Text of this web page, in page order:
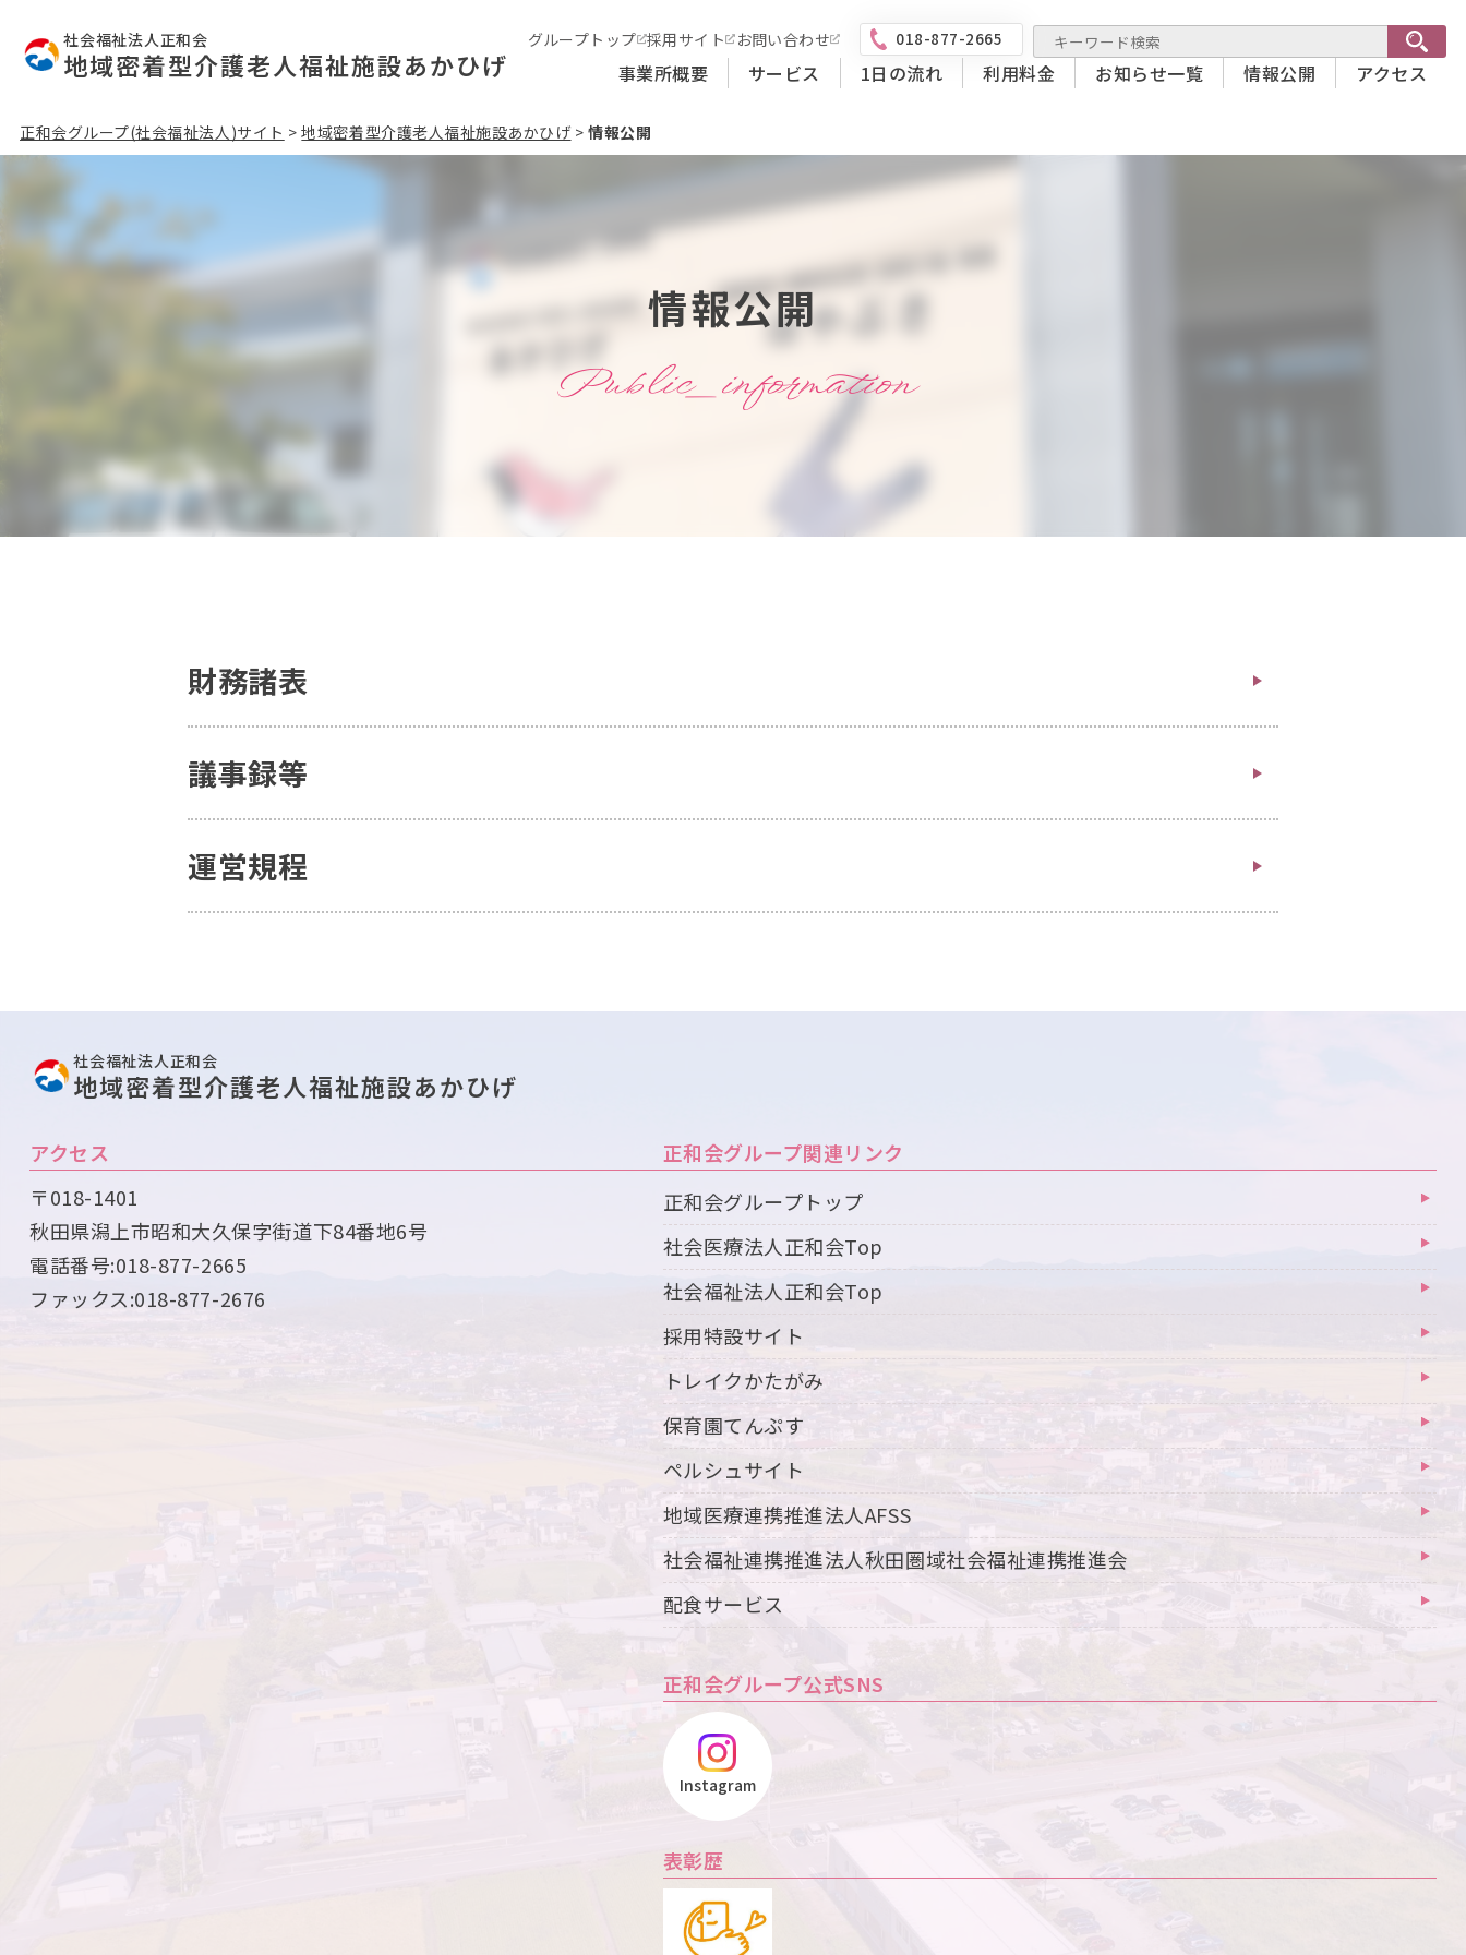
社会福祉法人正和会
地域密着型介護老人福祉施設あかひげ
グループトップ 採用サイト お問い合わせ 018-877-2665
事業所概要 サービス 1日の流れ 利用料金 お知らせ一覧 情報公開 アクセス
正和会グループ(社会福祉法人)サイト >地域密着型介護老人福祉施設あかひげ>情報公開
情報公開
Public_information
財務諸表
議事録等
運営規程
社会福祉法人正和会
地域密着型介護老人福祉施設あかひげ
アクセス
〒018-1401
秋田県潟上市昭和大久保字街道下84番地6号
電話番号:018-877-2665
ファックス:018-877-2676
正和会グループ関連リンク
正和会グループトップ
社会医療法人正和会Top
社会福祉法人正和会Top
採用特設サイト
トレイクかたがみ
保育園てんぷす
ペルシュサイト
地域医療連携推進法人AFSS
社会福祉連携推進法人秋田圏域社会福祉連携推進会
配食サービス
正和会グループ公式SNS
Instagram
表彰歴